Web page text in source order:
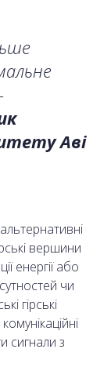
Аві
вершини
енергії або
чи
гірські
сигнали з